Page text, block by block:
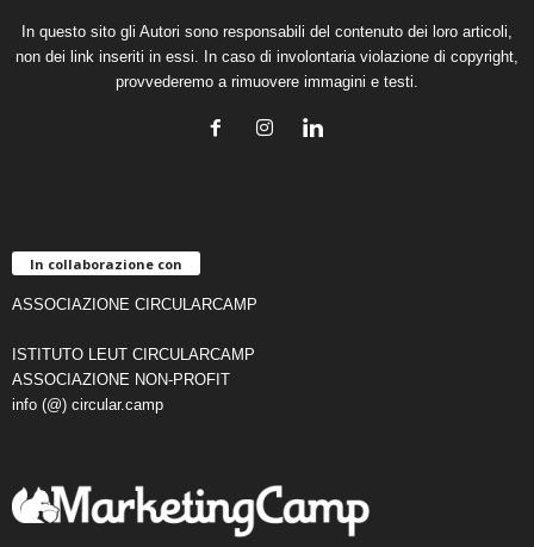
In questo sito gli Autori sono responsabili del contenuto dei loro articoli,
non dei link inseriti in essi. In caso di involontaria violazione di copyright,
provvederemo a rimuovere immagini e testi.
In collaborazione con
ASSOCIAZIONE CIRCULARCAMP
ISTITUTO LEUT CIRCULARCAMP
ASSOCIAZIONE NON-PROFIT
info (@) circular.camp